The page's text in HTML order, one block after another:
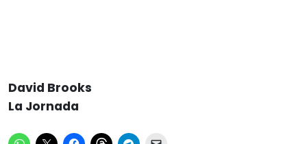
David Brooks
La Jornada